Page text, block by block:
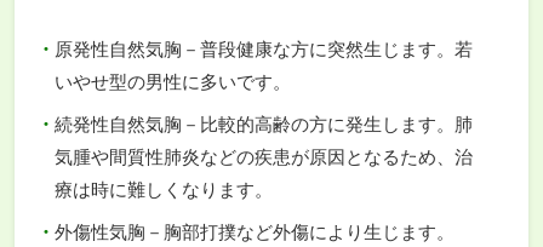
原発性自然気胸－普段健康な方に突然生じます。若
いやせ型の男性に多いです。
続発性自然気胸－比較的高齢の方に発生します。肺
気腫や間質性肺炎などの疾患が原因となるため、治
療は時に難しくなります。
外傷性気胸－胸部打撲など外傷により生じます。